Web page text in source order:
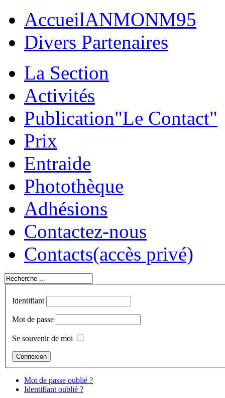
AccueilANMONM95
Divers Partenaires
La Section
Activités
Publication"Le Contact"
Prix
Entraide
Photothèque
Adhésions
Contactez-nous
Contacts(accès privé)
Identifiant
Mot de passe
Se souvenir de moi
Mot de passe oublié ?
Identifiant oublié ?